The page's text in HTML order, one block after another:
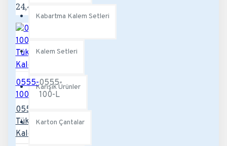
Kabartma Kalem Setleri
Kalem Setleri
Karışık Ürünler
Karton Çantalar
24,48TL
0555-
100
0555-
100-L
0555-100-L
Tükenmez
Kalem